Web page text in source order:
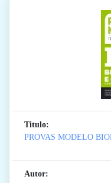
Titulo:
PROVAS MODELO
Autor: